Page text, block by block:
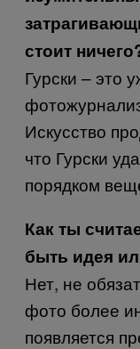
стоит
Гурски – это
Искусство
что Гурски
порядком
Как ты
быть идея
Нет, не
фото более
появляется